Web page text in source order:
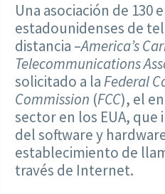
Una asociación de 130
estadounidenses de
distancia –America’s
Telecommunications
solicitado a laFederal
Commission (FCC), el
sector en los EUA,
del software y
establecimiento de
través de Internet.